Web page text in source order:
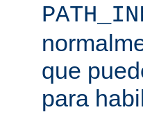
que
para